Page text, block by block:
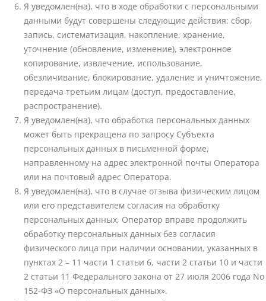
Я уведомлен(на), что в ходе обработки с персональными
данными будут совершены следующие действия: сбор,
запись, систематизация, накопление, хранение,
уточнение (обновление, изменение), электронное
копирование, извлечение, использование,
обезличивание, блокирование, удаление и уничтожение,
передача третьим лицам (доступ, предоставление,
распространение).
Я уведомлен(на), что обработка персональных данных
может быть прекращена по запросу Субъекта
персональных данных в письменной форме,
направленному на адрес электронной почты Оператора
или на почтовый адрес Оператора.
Я уведомлен(на), что в случае отзыва физическим лицом
или его представителем согласия на обработку
персональных данных, Оператор вправе продолжить
обработку персональных данных без согласия
физического лица при наличии основании, указанных в
пунктах 2 – 11 части 1 статьи 6, части 2 статьи 10 и части
2 статьи 11 Федерального закона от 27 июля 2006 года No
152-ФЗ «О персональных данных».